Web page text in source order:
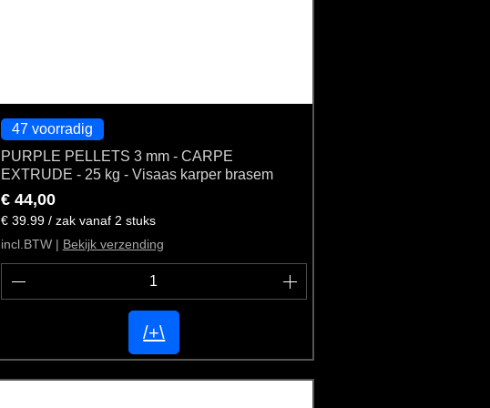
47 voorradig
PURPLE PELLETS 3 mm - CARPE
EXTRUDE - 25 kg - Visaas karper brasem
Prijs
€ 44,00
€ 39.99 / zak vanaf 2 stuks
incl.BTW | Bekijk verzending
/+\